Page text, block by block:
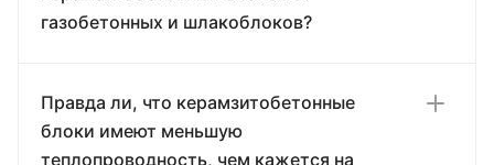
газобетонных и шлакоблоков?
Правда ли, что керамзитобетонные
блоки имеют меньшую
теплопроводность, чем кажется на